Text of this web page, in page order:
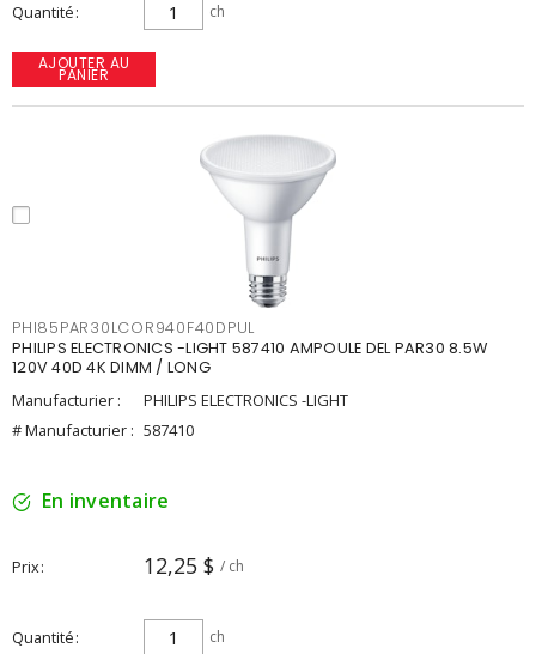
Quantité ch
AJOUTER AU
PANIER
PHI85PAR30LCOR940F40DPUL
PHILIPS ELECTRONICS -LIGHT 587410 AMPOULE DEL PAR30 8.5W
120V 40D 4K DIMM / LONG
Manufacturier :
PHILIPS ELECTRONICS -LIGHT
# Manufacturier : 587410
En inventaire
Prix 12,25 $ / ch
Quantité ch